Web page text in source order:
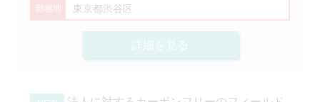
東京都渋谷区
詳細を見る